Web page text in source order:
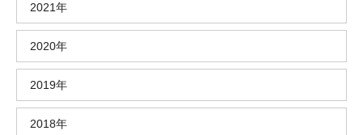
2021年
2020年
2019年
2018年